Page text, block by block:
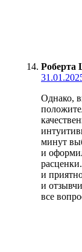
Роберта
Однако,
минут
и
и
и
все